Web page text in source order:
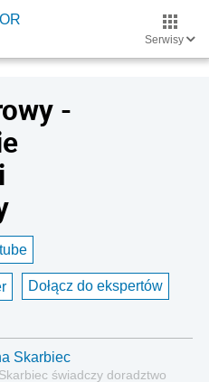
Serwisy
-
Dołącz do ekspertów
Skarbiec
świadczy doradztwo